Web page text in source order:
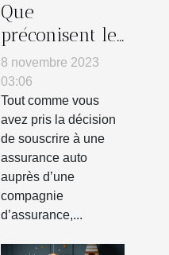
Que
préconisent les
lois Chatel et
Harmon en
termes de
résiliation
d’un contrat
d’assurance
auto ?
8 novembre 2023
03:06
Tout comme vous
avez pris la décision
de souscrire à une
assurance auto
auprès d’une
compagnie
d’assurance,...